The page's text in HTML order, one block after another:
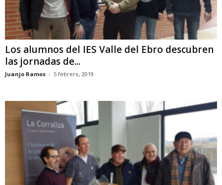
Los alumnos del IES Valle del Ebro descubren
las jornadas de...
Juanjo Ramos - 5 febrero, 2019